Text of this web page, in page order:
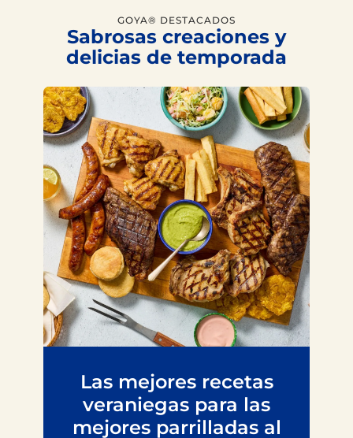
GOYA® DESTACADOS
Sabrosas creaciones y
delicias de temporada
Las mejores recetas
veraniegas para las
mejores parrilladas al